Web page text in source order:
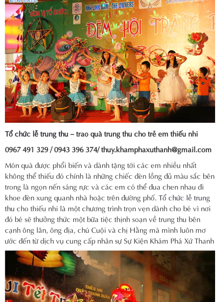
Tổ chức lễ trung thu– trao quà trung thu cho trẻ em thiếu nhi
0967 491 329 / 0943 396 374/ thuy.khamphaxuthanh@gmail.com
Món quà được phổi biến và dành tặng tới các em nhiều nhất
không thể thiếu đó chính là những chiếc đèn lồng đủ màu sắc bên
trong là ngọn nến sáng rực và các em có thể đua chen nhau đi
khoe đèn xung quanh nhà hoặc trên đường phố. Tổ chức lễ trung
thu cho thiếu nhi là một chương trình trọn vẹn dành cho bé vì nơi
đó bé sẽ thưởng thức một bữa tiệc thịnh soạn về trung thu bên
cạnh ông lân, ông địa, chú Cuội và chị Hằng mà mình luôn mơ
ước đến từ dịch vụ cung cấp nhân sự Sự Kiện Khám Phá Xứ Thanh